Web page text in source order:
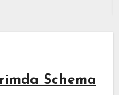
Schema